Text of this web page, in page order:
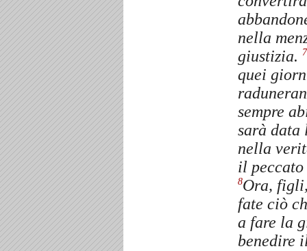
nella
giustizia. 7
quei
sempre
sarà data
nella
il
8Ora,
fate ciò
a fare la
benedire